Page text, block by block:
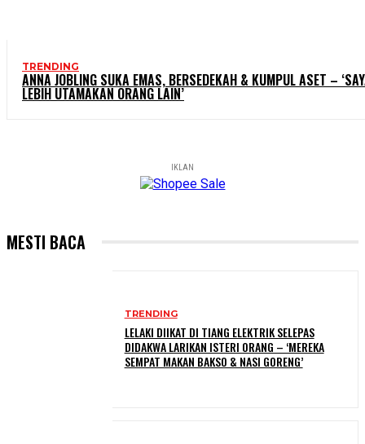
TRENDING
ANNA JOBLING SUKA EMAS, BERSEDEKAH & KUMPUL ASET –
LEBIH UTAMAKAN ORANG LAIN’
IKLAN
MESTI BACA
TRENDING
LELAKI DIIKAT DI TIANG ELEKTRIK SELEPAS
DIDAKWA LARIKAN ISTERI ORANG – ‘MEREKA
SEMPAT MAKAN BAKSO & NASI GORENG’